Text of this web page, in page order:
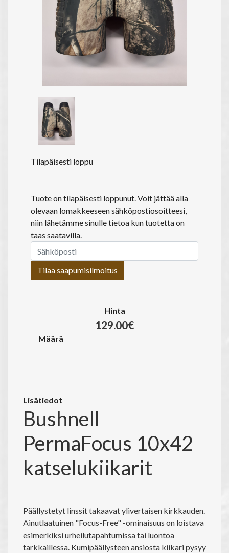
Tilapäisesti loppu
Tuote on tilapäisesti loppunut. Voit jättää alla
olevaan lomakkeeseen sähköpostiosoitteesi,
niin lähetämme sinulle tietoa kun tuotetta on
taas saatavilla.
Tilaa saapumisilmoitus
Hinta
129.00€
Määrä
Lisätiedot
Bushnell
PermaFocus 10x42
katselukiikarit
Päällystetyt linssit takaavat ylivertaisen kirkkauden.
Ainutlaatuinen "Focus-Free" -ominaisuus on loistava
esimerkiksi urheilutapahtumissa tai luontoa
tarkkaillessa. Kumipäällysteen ansiosta kiikari pysyy